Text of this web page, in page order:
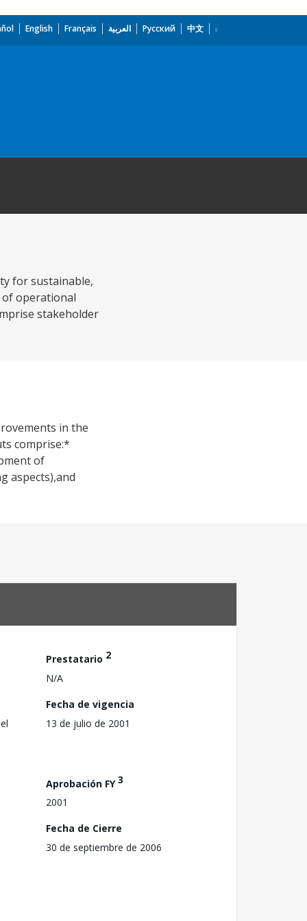
English Français العربية Русский 中文
for sustainable,
of operational
stakeholder
in the
comprise:*
of
aspects),and
Prestatario 2
N/A
Fecha de vigencia
13 de julio de 2001
Aprobación FY3
2001
Fecha de Cierre
30 de septiembre de 2006